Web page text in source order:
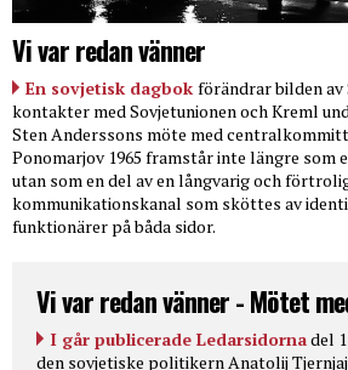
Vi var redan vänner
En sovjetisk dagbok förändrar bilden
kontakter med Sovjetunionen och Kreml
Sten Anderssons möte med
Ponomarjov 1965 framstår inte längre som
utan som en del av en långvarig och
kommunikationskanal som sköttes av
funktionärer på båda sidor.
Vi var redan vänner - Mötet
I går publicerade Ledarsidornadel
den sovjetiske politikern Anatolij